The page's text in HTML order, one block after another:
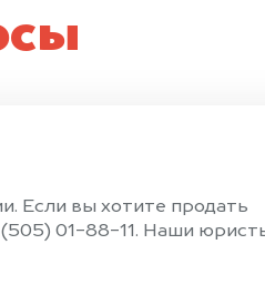
Если вы хотите продать
(505) 01-88-11. Наши